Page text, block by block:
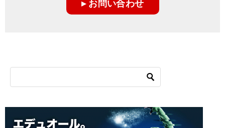
▸ お問い合わせ